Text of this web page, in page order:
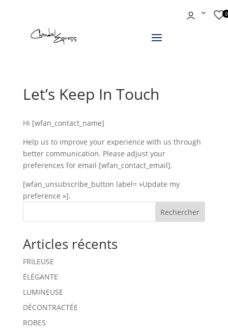
Let’s Keep In Touch
Hi [wfan_contact_name]
Help us to improve your experience with us through
better communication. Please adjust your
preferences for email [wfan_contact_email].
[wfan_unsubscribe_button label= »Update my
preference »].
Rechercher
Articles récents
FRILEUSE
ÉLÉGANTE
LUMINEUSE
DÉCONTRACTÉE
ROBES